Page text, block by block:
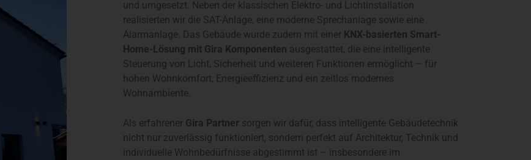
und umgesetzt. Neben der klassischen Elektro- und Lichtinstallation
realisierten wir die SAT-Anlage, eine moderne Sprechanlage sowie eine
Alarmanlage. Das Gebäude wurde zudem mit einer KNX-basierten Smart-
Home-Lösung mit Gira Komponenten ausgestattet, die eine intelligente
Steuerung von Licht, Sicherheit und weiteren Funktionen ermöglicht – für
hohen Wohnkomfort, Energieeffizienz und ein zeitlos modernes
Wohnambiente.
Als erfahrener Gira Partner sorgen wir dafür, dass intelligente Gebäudetechnik
nicht nur zuverlässig funktioniert, sondern perfekt auf Architektur, Technik und
individuelle Wohnbedürfnisse abgestimmt ist – insbesondere im